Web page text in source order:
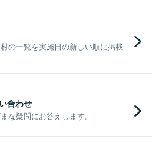
の一覧を実施日の新しい順に掲載
合わせ
な疑問にお答えします。